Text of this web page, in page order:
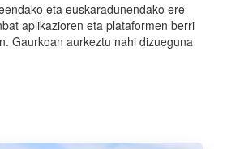
eta euskaradunendako ere
aplikazioren eta plataformen berri
Gaurkoan aurkeztu nahi dizueguna